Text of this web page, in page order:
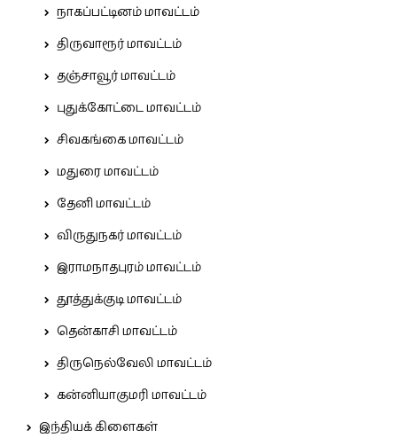
நாகப்பட்டினம் மாவட்டம்
திருவாரூர் மாவட்டம்
தஞ்சாவூர் மாவட்டம்
புதுக்கோட்டை மாவட்டம்
சிவகங்கை மாவட்டம்
மதுரை மாவட்டம்
தேனி மாவட்டம்
விருதுநகர் மாவட்டம்
இராமநாதபுரம் மாவட்டம்
தூத்துக்குடி மாவட்டம்
தென்காசி மாவட்டம்
திருநெல்வேலி மாவட்டம்
கன்னியாகுமரி மாவட்டம்
இந்தியக் கிளைகள்